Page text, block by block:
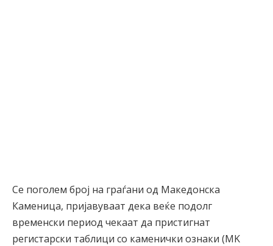
Се поголем број на граѓани од Македонска
Каменица, пријавуваат дека веќе подолг
временски период чекаат да пристигнат
регистарски таблици со каменички ознаки (MK